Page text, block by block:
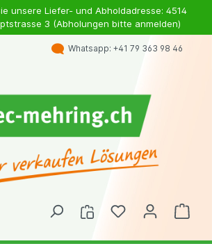
unsere Liefer- und Abholdadresse: 4514
3 (Abholungen bitte anmelden)
Whatsapp: +41 79 363 98 46